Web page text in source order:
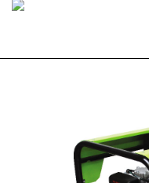
16
14
PROSINAC